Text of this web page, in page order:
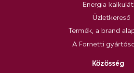
Energia
Üzletkereső
Termék, a brand
A Fornetti
Közösség